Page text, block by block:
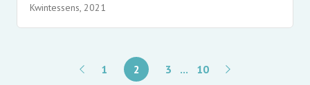
Kwintessens, 2021
1 2 3 ... 10